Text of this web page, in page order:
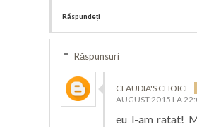
Răspundeți
Răspunsuri
CLAUDIA'S CHOICE
AUGUST 2015 LA
eu l-am ratat!